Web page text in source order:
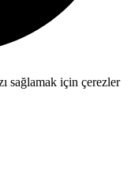
sağlamak için çerezler